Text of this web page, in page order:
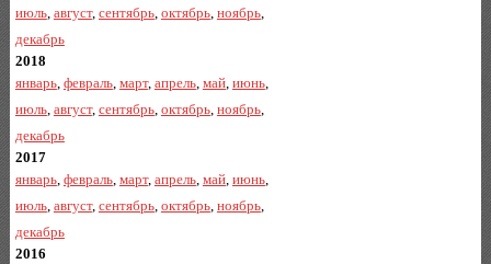
июль, август, сентябрь, октябрь, ноябрь,
декабрь
2018
январь, февраль, март, апрель, май, июнь,
июль, август, сентябрь, октябрь, ноябрь,
декабрь
2017
январь, февраль, март, апрель, май, июнь,
июль, август, сентябрь, октябрь, ноябрь,
декабрь
2016